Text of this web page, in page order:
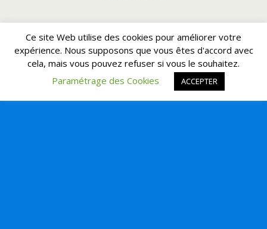
Retour au début
Mobile Bureau
Ce site Web utilise des cookies pour améliorer votre
expérience. Nous supposons que vous êtes d'accord avec
cela, mais vous pouvez refuser si vous le souhaitez.
Paramétrage des Cookies
ACCEPTER